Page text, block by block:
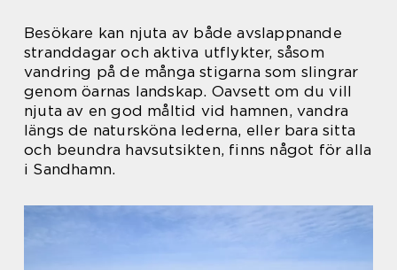
Besökare kan njuta av både avslappnande
stranddagar och aktiva utflykter, såsom
vandring på de många stigarna som slingrar
genom öarnas landskap. Oavsett om du vill
njuta av en god måltid vid hamnen, vandra
längs de natursköna lederna, eller bara sitta
och beundra havsutsikten, finns något för alla
i Sandhamn.